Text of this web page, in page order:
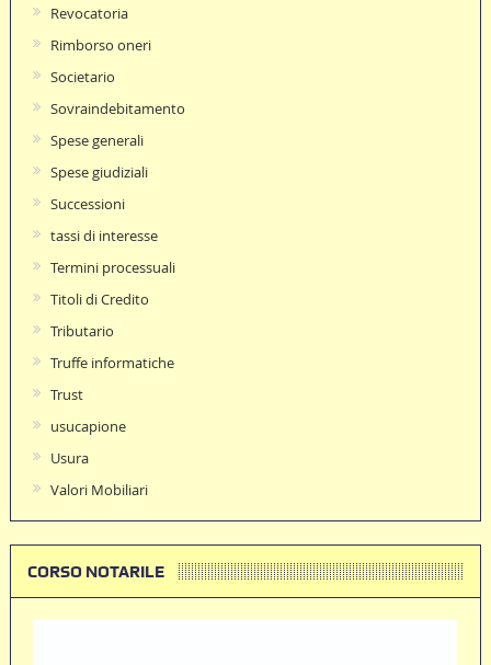
Revocatoria
Rimborso oneri
Societario
Sovraindebitamento
Spese generali
Spese giudiziali
Successioni
tassi di interesse
Termini processuali
Titoli di Credito
Tributario
Truffe informatiche
Trust
usucapione
Usura
Valori Mobiliari
CORSO NOTARILE